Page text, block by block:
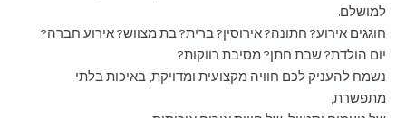
למושלם.
חוגגים אירוע? חתונה? אירוסין? ברית? בת מצווש? אירוע חברה?
יום הולדת? שבת חתן? מסיבת רווקות?
נשמח להעניק לכם חוויה מקצועית ומדויקת, באיכות בלתי
מתפשרת,